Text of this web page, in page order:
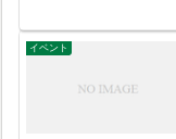
イベント